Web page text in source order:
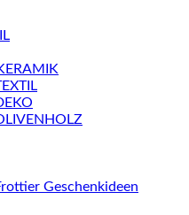
Geschenkideen